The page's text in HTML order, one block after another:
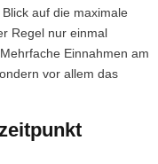
auf die maximale
Regel nur einmal
Einnahmen am
vor allem das